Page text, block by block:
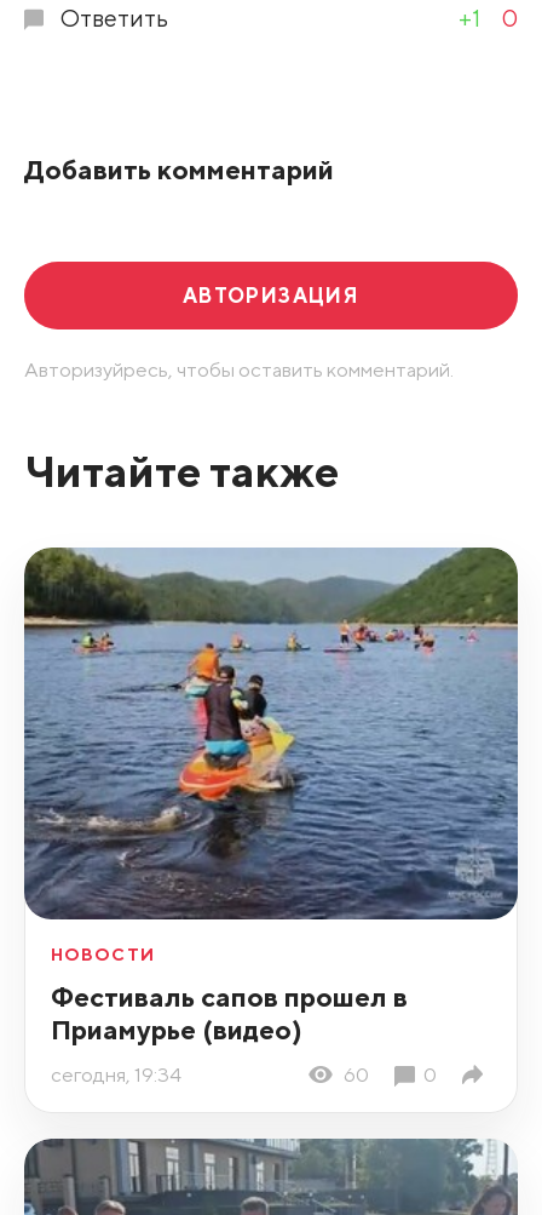
Ответить +1 0
Добавить комментарий
АВТОРИЗАЦИЯ
Авторизуйресь, чтобы оставить комментарий.
Читайте также
НОВОСТИ
Фестиваль сапов прошел в
Приамурье (видео)
сегодня, 19:34 60 0